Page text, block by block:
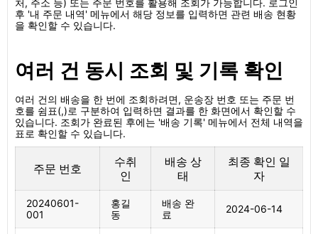
처, 주소 등) 또는 주문 번호를 활용해 조회가 가능합니다. 로그인
후 '내 주문 내역' 메뉴에서 해당 정보를 입력하면 관련 배송 현황
을 확인할 수 있습니다.
여러 건 동시 조회 및 기록 확인
여러 건의 배송을 한 번에 조회하려면, 운송장 번호 또는 주문 번
호를 쉼표(,)로 구분하여 입력하면 결과를 한 화면에서 확인할 수
있습니다. 조회가 완료된 후에는 '배송 기록' 메뉴에서 전체 내역을
표로 확인할 수 있습니다.
주문 번호
수취
인
배송 상
태
최종 확인 일
자
20240601-
001
홍길
동
배송 완
료
2024-06-14